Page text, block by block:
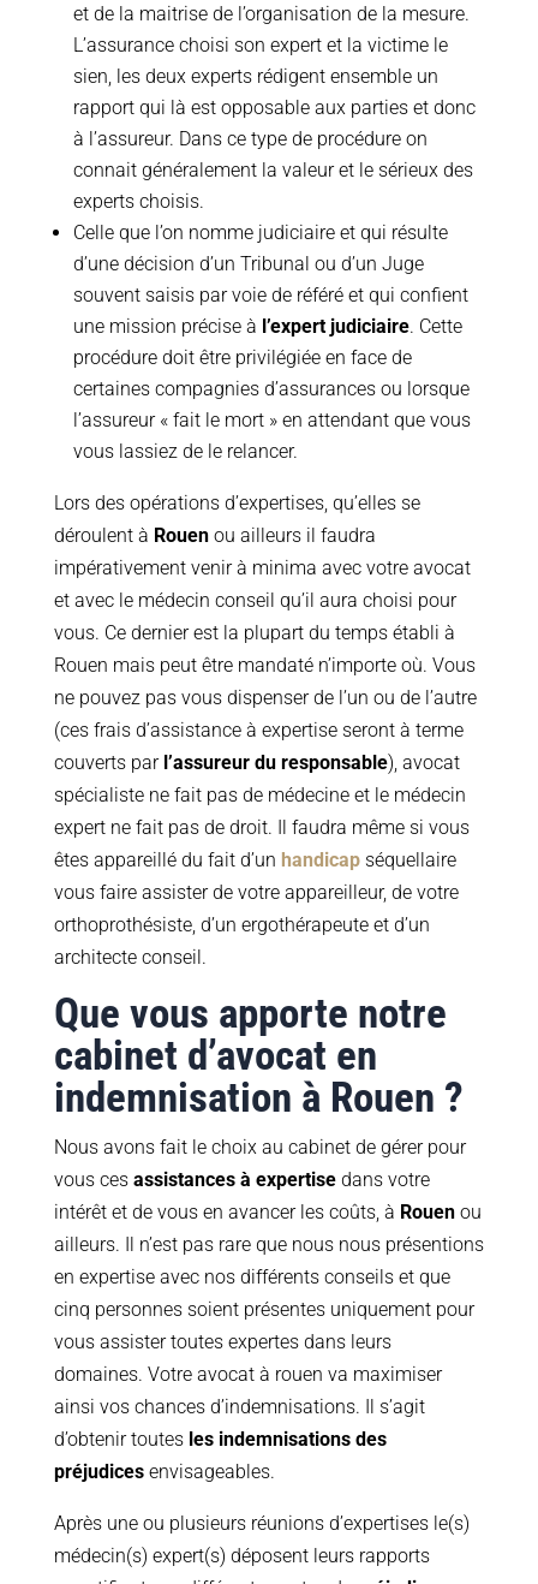
et de la maitrise de l’organisation de la mesure.
L’assurance choisi son expert et la victime le
sien, les deux experts rédigent ensemble un
rapport qui là est opposable aux parties et donc
à l’assureur. Dans ce type de procédure on
connait généralement la valeur et le sérieux des
experts choisis.
Celle que l’on nomme judiciaire et qui résulte
d’une décision d’un Tribunal ou d’un Juge
souvent saisis par voie de référé et qui confient
une mission précise à l’expert judiciaire. Cette
procédure doit être privilégiée en face de
certaines compagnies d’assurances ou lorsque
l’assureur « fait le mort » en attendant que vous
vous lassiez de le relancer.
Lors des opérations d’expertises, qu’elles se
déroulent à Rouen ou ailleurs il faudra
impérativement venir à minima avec votre avocat
et avec le médecin conseil qu’il aura choisi pour
vous. Ce dernier est la plupart du temps établi à
Rouen mais peut être mandaté n’importe où. Vous
ne pouvez pas vous dispenser de l’un ou de l’autre
(ces frais d’assistance à expertise seront à terme
couverts par l’assureur du responsable), avocat
spécialiste ne fait pas de médecine et le médecin
expert ne fait pas de droit. Il faudra même si vous
êtes appareillé du fait d’un handicap séquellaire
vous faire assister de votre appareilleur, de votre
orthoprothésiste, d’un ergothérapeute et d’un
architecte conseil.
Que vous apporte notre
cabinet d’avocat en
indemnisation à Rouen ?
Nous avons fait le choix au cabinet de gérer pour
vous ces assistances à expertise dans votre
intérêt et de vous en avancer les coûts, à Rouen ou
ailleurs. Il n’est pas rare que nous nous présentions
en expertise avec nos différents conseils et que
cinq personnes soient présentes uniquement pour
vous assister toutes expertes dans leurs
domaines. Votre avocat à rouen va maximiser
ainsi vos chances d’indemnisations. Il s’agit
d’obtenir toutes les indemnisations des
préjudices envisageables.
Après une ou plusieurs réunions d’expertises le(s)
médecin(s) expert(s) déposent leurs rapports